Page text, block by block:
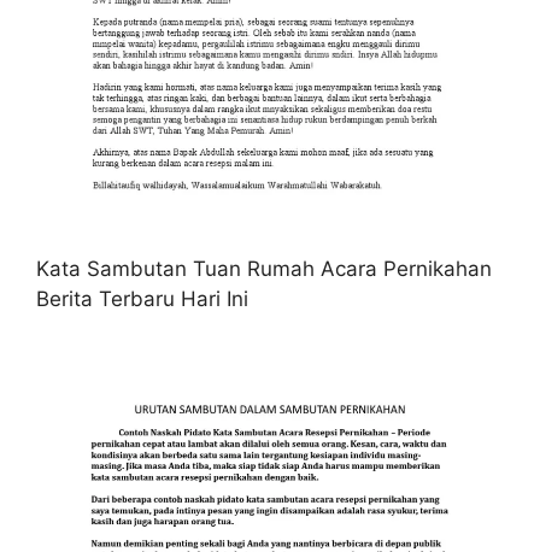
Kata Sambutan Tuan Rumah Acara Pernikahan
Berita Terbaru Hari Ini